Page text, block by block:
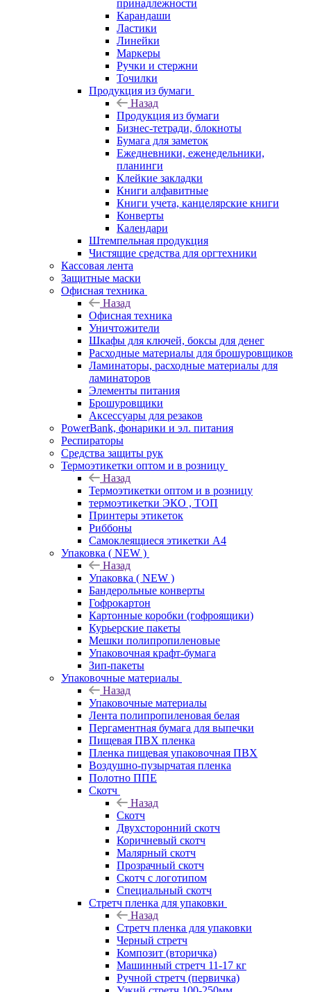
принадлежности
Карандаши
Ластики
Линейки
Маркеры
Ручки и стержни
Точилки
Продукция из бумаги
Назад
Продукция из бумаги
Бизнес-тетради, блокноты
Бумага для заметок
Ежедневники, еженедельники,
планинги
Клейкие закладки
Книги алфавитные
Книги учета, канцелярские книги
Конверты
Календари
Штемпельная продукция
Чистящие средства для оргтехники
Кассовая лента
Защитные маски
Офисная техника
Назад
Офисная техника
Уничтожители
Шкафы для ключей, боксы для денег
Расходные материалы для брошуровщиков
Ламинаторы, расходные материалы для
ламинаторов
Элементы питания
Брошуровщики
Аксессуары для резаков
PowerBank, фонарики и эл. питания
Респираторы
Средства защиты рук
Термоэтикетки оптом и в розницу
Назад
Термоэтикетки оптом и в розницу
термоэтикетки ЭКО , ТОП
Принтеры этикеток
Риббоны
Самоклеящиеся этикетки А4
Упаковка ( NEW )
Назад
Упаковка ( NEW )
Бандерольные конверты
Гофрокартон
Картонные коробки (гофроящики)
Курьерские пакеты
Мешки полипропиленовые
Упаковочная крафт-бумага
Зип-пакеты
Упаковочные материалы
Назад
Упаковочные материалы
Лента полипропиленовая белая
Пергаментная бумага для выпечки
Пищевая ПВХ пленка
Пленка пищевая упаковочная ПВХ
Воздушно-пузырчатая пленка
Полотно ППЕ
Скотч
Назад
Скотч
Двухсторонний скотч
Коричневый скотч
Малярный скотч
Прозрачный скотч
Скотч с логотипом
Специальный скотч
Стретч пленка для упаковки
Назад
Стретч пленка для упаковки
Черный стретч
Композит (вторичка)
Машинный стретч 11-17 кг
Ручной стретч (первичка)